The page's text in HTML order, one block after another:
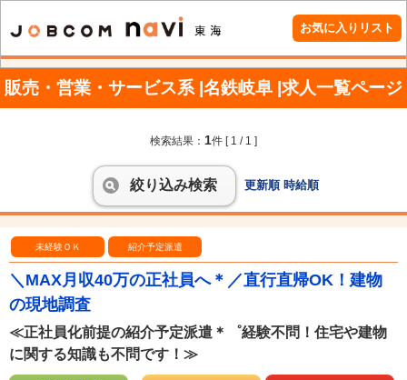
お気に入りリスト
販売・営業・サービス系 |名鉄岐阜 |求人一覧ページ
検索結果： 1件 [ 1 / 1 ]
絞り込み検索 更新順 時給順
未経験ＯＫ 紹介予定派遣
＼MAX月収40万の正社員へ＊／直行直帰OK！建物
の現地調査
≪正社員化前提の紹介予定派遣＊゜経験不問！住宅や建物
に関する知識も不問です！≫